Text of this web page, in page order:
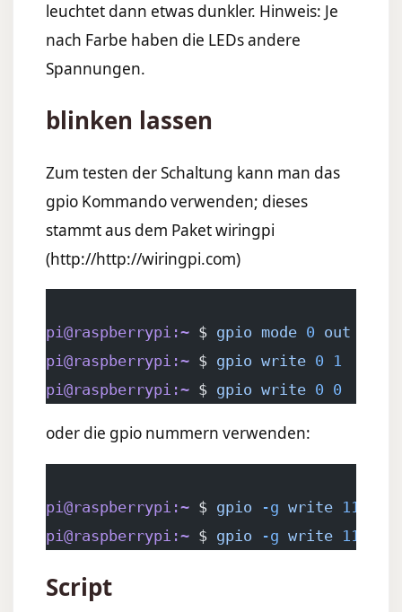
leuchtet dann etwas dunkler. Hinweis: Je
nach Farbe haben die LEDs andere
Spannungen.
blinken lassen
Zum testen der Schaltung kann man das
gpio Kommando verwenden; dieses
stammt aus dem Paket wiringpi
(http://http://wiringpi.com)
pi@raspberrypi:~ $ gpio mode 0 out
pi@raspberrypi:~ $ gpio write 0 1
pi@raspberrypi:~ $ gpio write 0 0
oder die gpio nummern verwenden:
pi@raspberrypi:~ $ gpio -g write 11
pi@raspberrypi:~ $ gpio -g write 11
Script